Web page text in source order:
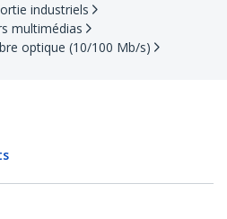
industriels
multimédias
optique (10/100 Mb/s)